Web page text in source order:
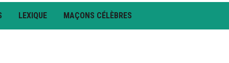
LEXIQUE MAÇONS CÉLÈBRES